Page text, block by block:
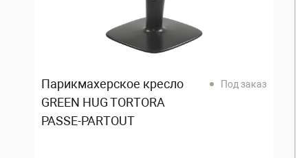
Парикмахерское кресло
GREEN HUG TORTORA
PASSE-PARTOUT
Под заказ